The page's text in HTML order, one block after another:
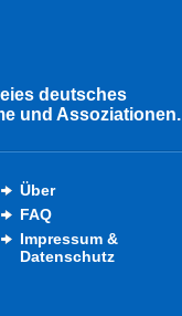
deutsches
und Assoziationen.
Über
FAQ
Impressum &
Datenschutz